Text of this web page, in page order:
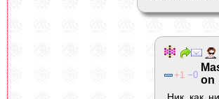
1 0 on
Ник как